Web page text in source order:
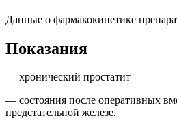
Данные о фармакокинетике
Показания
— хронический простатит
— состояния после оперативных
предстательной железе.